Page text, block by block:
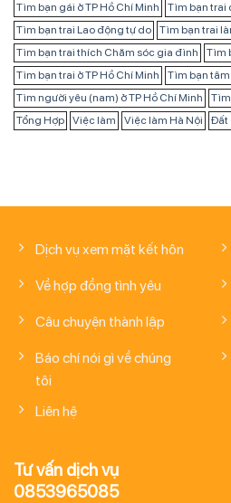
Tìm bạn gái ở TP Hồ Chí Minh
Tìm bạn trai
Tìm bạn trai Lao động tự do
Tìm bạn trai
Tìm bạn trai thích Chăm sóc gia đình
Tìm
Tìm bạn trai ở TP Hồ Chí Minh
Tìm bạn tâm
Tìm người yêu (nam) ở TP Hồ Chí Minh
Tìm
Tổng Hợp
Việc làm Việc làm Hà Nội Đất
Dịch vụ xem mặt kết hôn
Về hợp đồng tình yêu
Câu chuyện thành lập
Báo chí nói gì về chúng
tôi
Liên hệ
Tư vấn dịch vụ
0853965085